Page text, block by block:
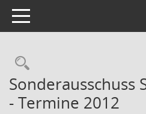
Toggle navigation
Rechercheauswahl
Sonderausschuss
- Termine 2012